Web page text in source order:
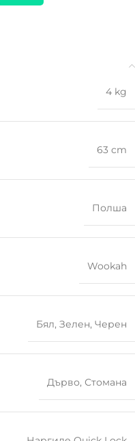
4 kg
63 cm
Полша
Wookah
Бял, Зелен, Черен
Дърво, Стомана